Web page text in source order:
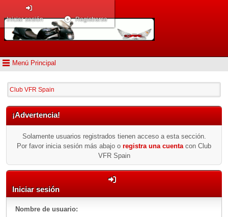
Menú Principal
Iniciar sesión Registrarse
Club VFR Spain
¡Advertencia!
Solamente usuarios registrados tienen acceso a esta sección.
Por favor inicia sesión más abajo o registra una cuenta con Club
VFR Spain
Iniciar sesión
Nombre de usuario: